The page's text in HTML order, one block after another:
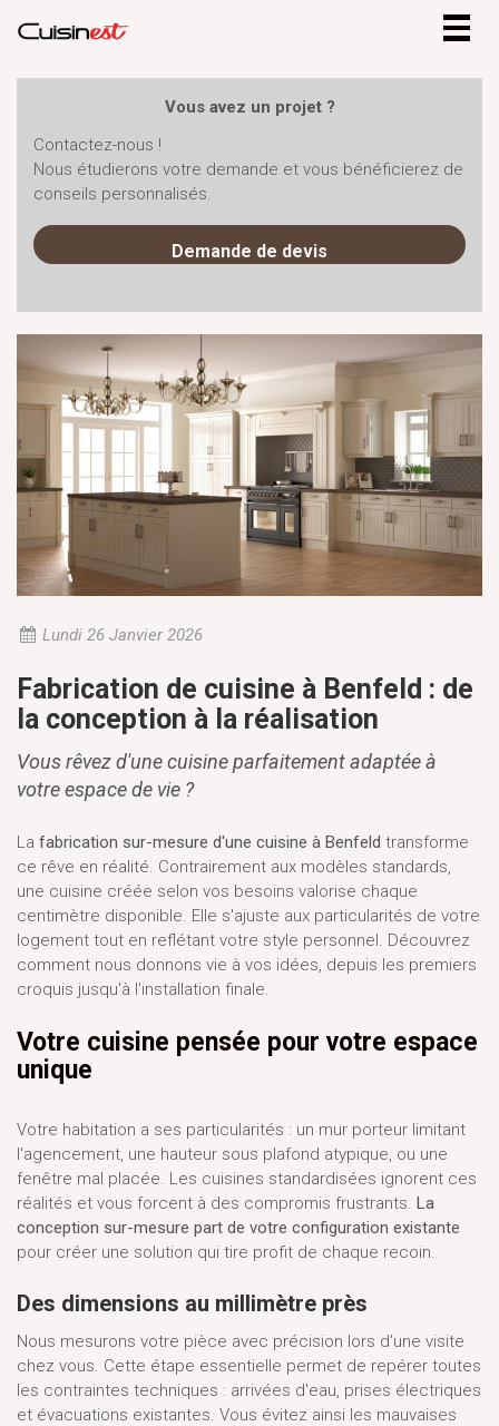
Vous avez un projet ?
Contactez-nous !
Nous étudierons votre demande et vous bénéficierez de
conseils personnalisés.
Demande de devis
Lundi 26 Janvier 2026
Fabrication de cuisine à Benfeld : de
la conception à la réalisation
Vous rêvez d'une cuisine parfaitement adaptée à
votre espace de vie ?
La fabrication sur-mesure d'une cuisine à Benfeld transforme
ce rêve en réalité. Contrairement aux modèles standards,
une cuisine créée selon vos besoins valorise chaque
centimètre disponible. Elle s'ajuste aux particularités de votre
logement tout en reflétant votre style personnel. Découvrez
comment nous donnons vie à vos idées, depuis les premiers
croquis jusqu'à l'installation finale.
Votre cuisine pensée pour votre espace
unique
Votre habitation a ses particularités : un mur porteur limitant
l'agencement, une hauteur sous plafond atypique, ou une
fenêtre mal placée. Les cuisines standardisées ignorent ces
réalités et vous forcent à des compromis frustrants. La
conception sur-mesure part de votre configuration existante
pour créer une solution qui tire profit de chaque recoin.
Des dimensions au millimètre près
Nous mesurons votre pièce avec précision lors d'une visite
chez vous. Cette étape essentielle permet de repérer toutes
les contraintes techniques : arrivées d'eau, prises électriques
et évacuations existantes. Vous évitez ainsi les mauvaises